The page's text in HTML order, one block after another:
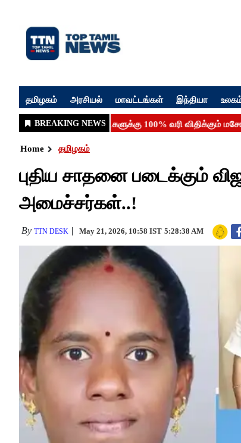
தமிழகம் அரசியல் மாவட்டங்கள் இந்தியா
Home தமிழகம்
புதிய சாதனை படைக்கும்
அமைச்சர்கள்..!
By TTN DESK May 21, 2026, 10:58 IST 5:28:38 AM